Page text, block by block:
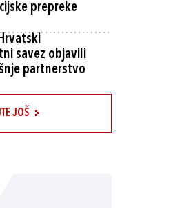
prepreke
savez objavili
partnerstvo
JOŠ